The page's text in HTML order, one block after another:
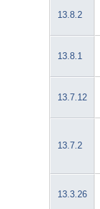
13.8.2
13.8.1
13.7.12
13.7.2
13.3.26